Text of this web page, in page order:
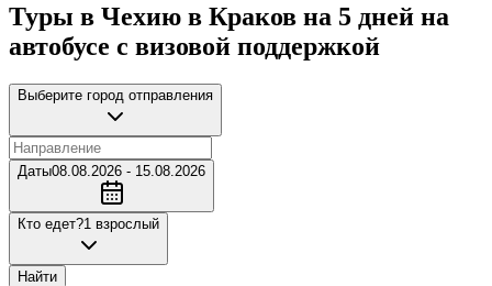
Туры в Чехию в Краков на 5 дней на
автобусе с визовой поддержкой
Выберите город отправления
Даты08.08.2026 - 15.08.2026
Кто едет?1 взрослый
Найти